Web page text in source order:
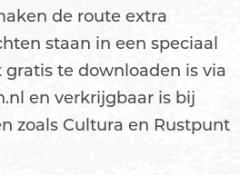
de route extra
staan in een speciaal
gratis te downloaden is via
en verkrijgbaar is bij
zoals Cultura en Rustpunt